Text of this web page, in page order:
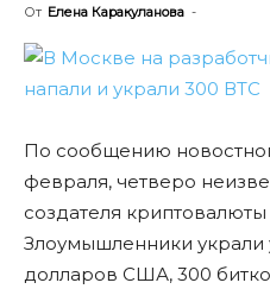
От Елена Каракуланова -
По сообщению
февраля, четверо
создателя
Злоумышленники украли
долларов США, 300